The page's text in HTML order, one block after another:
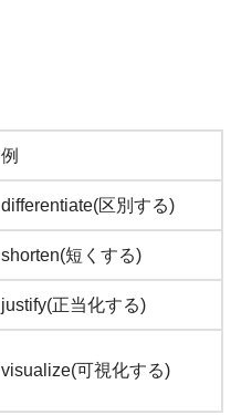
例
differentiate(区別する)
shorten(短くする)
justify(正当化する)
visualize(可視化する)